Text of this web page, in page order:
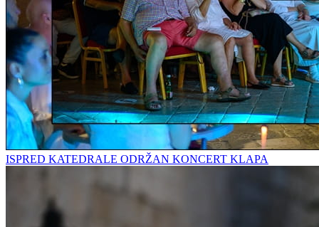
ISPRED KATEDRALE ODRŽAN KONCERT KLAPA